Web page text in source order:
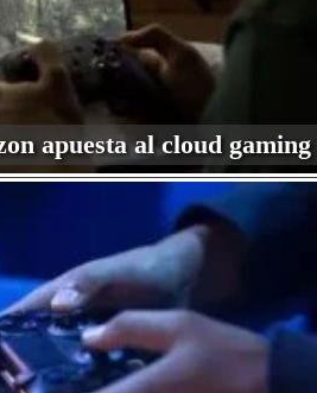
apuesta al cloud gaming